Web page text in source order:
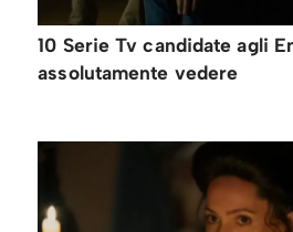
10 Serie Tv candidate agli
assolutamente vedere